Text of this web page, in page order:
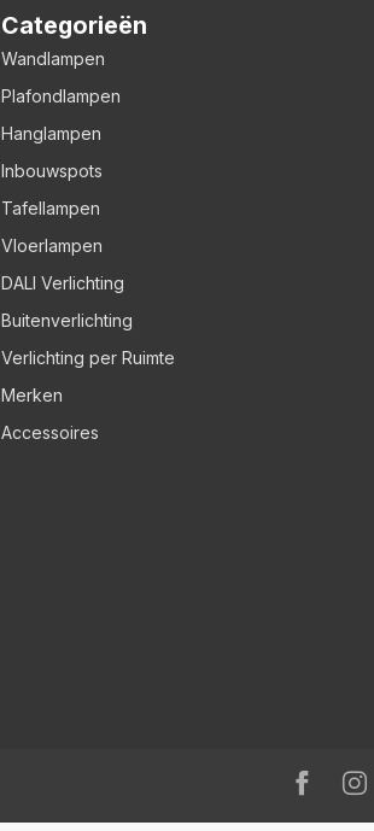
Categorieën
Wandlampen
Plafondlampen
Hanglampen
Inbouwspots
Tafellampen
Vloerlampen
DALI Verlichting
Buitenverlichting
Verlichting per Ruimte
Merken
Accessoires